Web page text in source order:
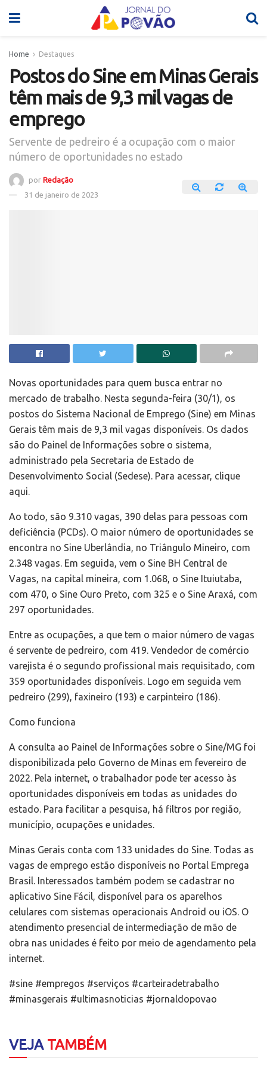
Home Destaques
Postos do Sine em Minas Gerais
têm mais de 9,3 mil vagas de
emprego
Servente de pedreiro é a ocupação com o maior
número de oportunidades no estado
por Redação
31 de janeiro de 2023
Novas oportunidades para quem busca entrar no
mercado de trabalho. Nesta segunda-feira (30/1), os
postos do Sistema Nacional de Emprego (Sine) em Minas
Gerais têm mais de 9,3 mil vagas disponíveis. Os dados
são do Painel de Informações sobre o sistema,
administrado pela Secretaria de Estado de
Desenvolvimento Social (Sedese). Para acessar, clique
aqui.
Ao todo, são 9.310 vagas, 390 delas para pessoas com
deficiência (PCDs). O maior número de oportunidades se
encontra no Sine Uberlândia, no Triângulo Mineiro, com
2.348 vagas. Em seguida, vem o Sine BH Central de
Vagas, na capital mineira, com 1.068, o Sine Ituiutaba,
com 470, o Sine Ouro Preto, com 325 e o Sine Araxá, com
297 oportunidades.
Entre as ocupações, a que tem o maior número de vagas
é servente de pedreiro, com 419. Vendedor de comércio
varejista é o segundo profissional mais requisitado, com
359 oportunidades disponíveis. Logo em seguida vem
pedreiro (299), faxineiro (193) e carpinteiro (186).
Como funciona
A consulta ao Painel de Informações sobre o Sine/MG foi
disponibilizada pelo Governo de Minas em fevereiro de
2022. Pela internet, o trabalhador pode ter acesso às
oportunidades disponíveis em todas as unidades do
estado. Para facilitar a pesquisa, há filtros por região,
município, ocupações e unidades.
Minas Gerais conta com 133 unidades do Sine. Todas as
vagas de emprego estão disponíveis no Portal Emprega
Brasil. Interessados também podem se cadastrar no
aplicativo Sine Fácil, disponível para os aparelhos
celulares com sistemas operacionais Android ou iOS. O
atendimento presencial de intermediação de mão de
obra nas unidades é feito por meio de agendamento pela
internet.
#sine #empregos #serviços #carteiradetrabalho
#minasgerais #ultimasnoticias #jornaldopovao
VEJATAMBÉM